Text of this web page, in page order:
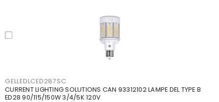
GELLEDLCED287SC
CURRENT LIGHTING SOLUTIONS CAN 93312102 LAMPE DEL TYPE B
ED28 90/115/150W 3/4/5K 120V